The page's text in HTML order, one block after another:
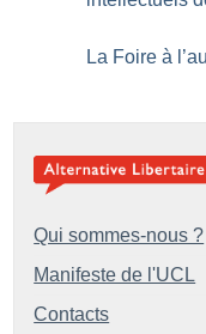
La Foire à
Qui sommes-nous ?
Manifeste de l'UCL
Contacts